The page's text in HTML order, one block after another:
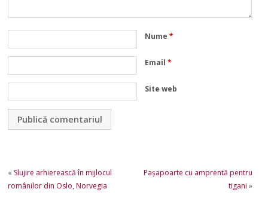
Nume*
Email*
Site web
« Slujire arhierească în mijlocul
românilor din Oslo, Norvegia
Pașapoarte cu amprentă pentru
tigani »